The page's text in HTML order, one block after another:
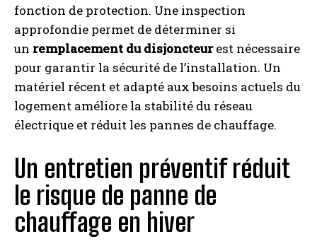
fonction de protection. Une inspection
approfondie permet de déterminer si
un remplacement du disjoncteurest nécessaire
pour garantir la sécurité de l’installation. Un
matériel récent et adapté aux besoins actuels du
logement améliore la stabilité du réseau
électrique et réduit les pannes de chauffage.
Un entretien préventif réduit
le risque de panne de
chauffage en hiver